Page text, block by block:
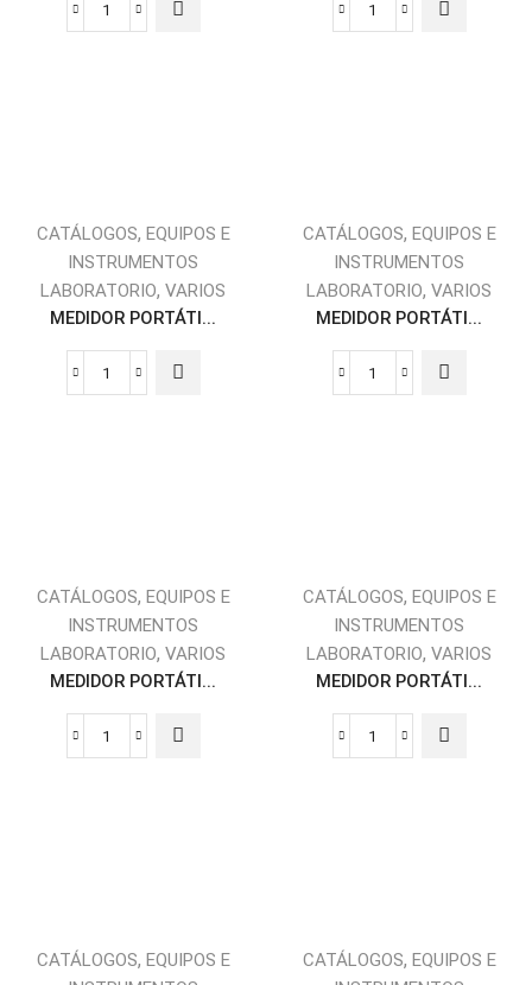
CATÁLOGOS, EQUIPOS E
INSTRUMENTOS
LABORATORIO, VARIOS
MEDIDOR PORTÁTI...
CATÁLOGOS, EQUIPOS E
INSTRUMENTOS
LABORATORIO, VARIOS
MEDIDOR PORTÁTI...
CATÁLOGOS, EQUIPOS E
INSTRUMENTOS
LABORATORIO, VARIOS
MEDIDOR PORTÁTI...
CATÁLOGOS, EQUIPOS E
INSTRUMENTOS
LABORATORIO, VARIOS
MEDIDOR PORTÁTI...
CATÁLOGOS, EQUIPOS E
CATÁLOGOS, EQUIPOS E